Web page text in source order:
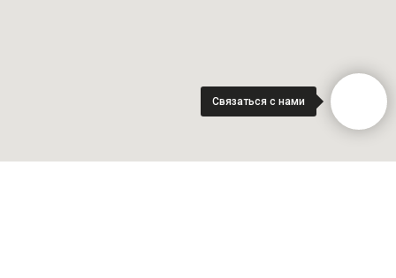
Связаться с нами